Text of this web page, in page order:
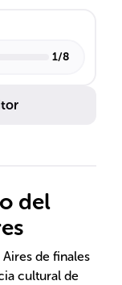
a través de
1/8
del
de finales
cultural de